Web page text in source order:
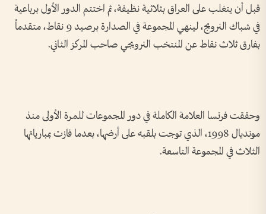
قبل أن يتغلب على العراق بثلاثية نظيفة، ثم اختتم الدور الأول برباعية
في شباك النرويج، لينهي المجموعة في الصدارة برصيد 9 نقاط، متقدماً
بفارق ثلاث نقاط عن المنتخب النرويجي صاحب المركز الثاني.
وحققت فرنسا العلامة الكاملة في دور المجموعات للمرة الأولى منذ
مونديال 1998، الذي توجت بلقبه على أرضها، بعدما فازت بمبارياتها
الثلاث في المجموعة التاسعة.